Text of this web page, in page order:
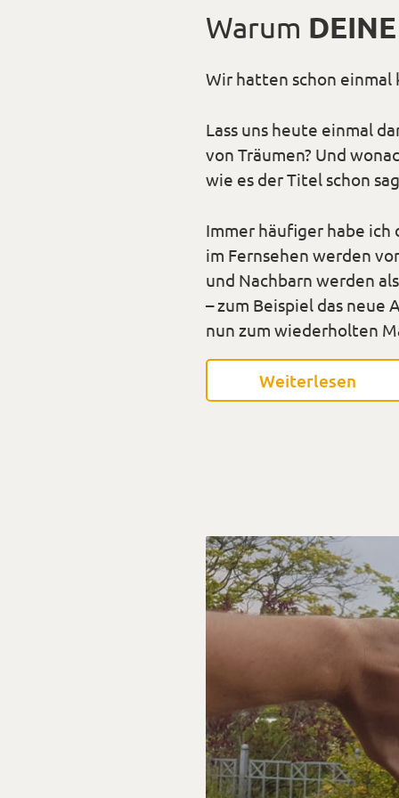
Warum
Wir hatten schon
Lass uns heute einmal
von Träumen? Und
wie es der Titel schon
Immer häufiger habe ich
im Fernsehen werden
und Nachbarn werden
– zum Beispiel das neue
nun zum wiederholten
Weiterlesen